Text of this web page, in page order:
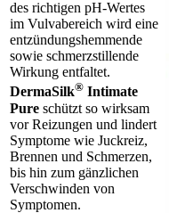
des richtigen pH-Wertes
im Vulvabereich wird eine
entzündungshemmende
sowie schmerzstillende
Wirkung entfaltet.
DermaSilk® Intimate
Pure schützt so wirksam
vor Reizungen und lindert
Symptome wie Juckreiz,
Brennen und Schmerzen,
bis hin zum gänzlichen
Verschwinden von
Symptomen.